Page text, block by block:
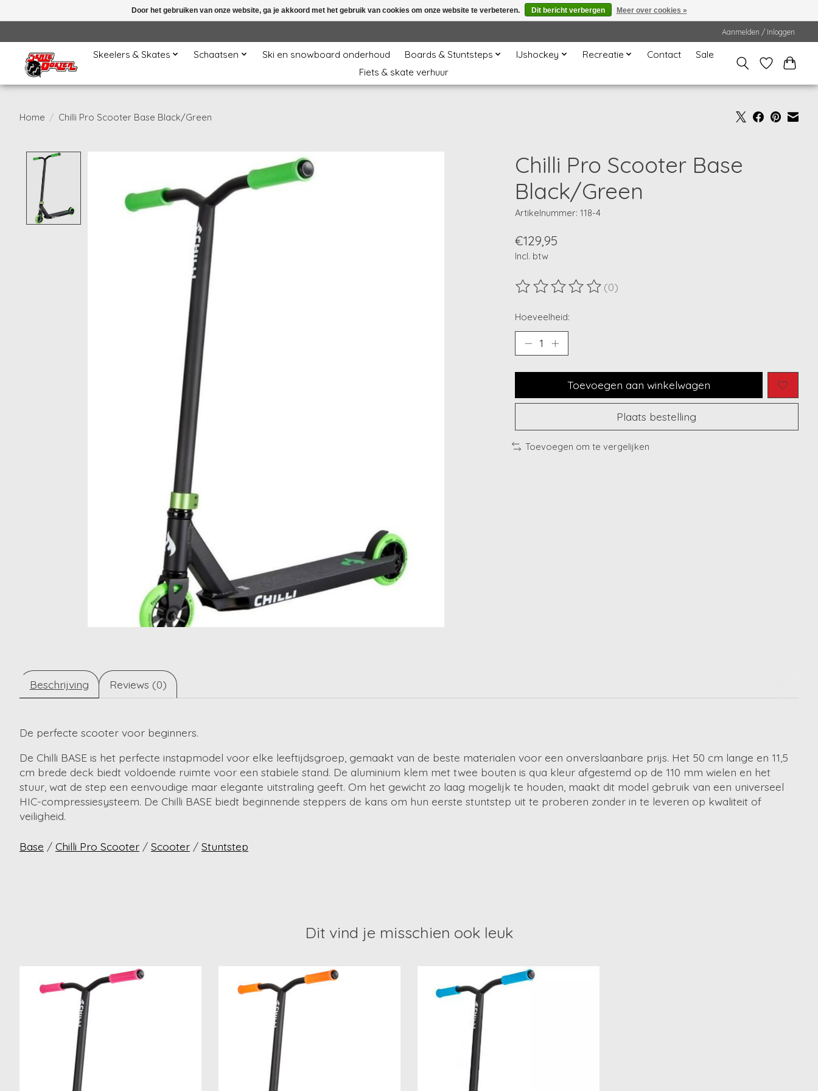
Aanmelden / Inloggen
Skeelers & Skates Schaatsen Ski en snowboard onderhoud Boards & Stuntsteps IJshockey Recreatie Contact
Sale
Fiets & skate verhuur
Home / Chilli Pro Scooter Base Black/Green
Chilli Pro Scooter Base
Black/Green
Artikelnummer: 118-4
€129,95
Incl. btw
De beoordeling van dit product is
(0)
Hoeveelheid:
Toevoegen aan winkelwagen
Plaats bestelling
Toevoegen om te vergelijken
Beschrijving Reviews (0)
De perfecte scooter voor beginners.
De Chilli BASE is het perfecte instapmodel voor elke leeftijdsgroep, gemaakt van de beste materialen voor een onverslaanbare prijs. Het 50 cm lange en 11,5
cm brede deck biedt voldoende ruimte voor een stabiele stand. De aluminium klem met twee bouten is qua kleur afgestemd op de 110 mm wielen en het
stuur, wat de step een eenvoudige maar elegante uitstraling geeft. Om het gewicht zo laag mogelijk te houden, maakt dit model gebruik van een universeel
HIC-compressiesysteem. De Chilli BASE biedt beginnende steppers de kans om hun eerste stuntstep uit te proberen zonder in te leveren op kwaliteit of
veiligheid.
Base / Chilli Pro Scooter / Scooter / Stuntstep
Dit vind je misschien ook leuk
Items van productcarrousel
Door het gebruiken van onze website, ga je akkoord met het gebruik van cookies om onze website te verbeteren. Dit bericht verbergen Meer over cookies »